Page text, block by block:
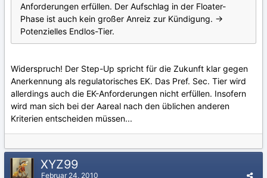
Anforderungen erfüllen. Der Aufschlag in der Floater-
Phase ist auch kein großer Anreiz zur Kündigung. ->
Potenzielles Endlos-Tier.
Widerspruch! Der Step-Up spricht für die Zukunft klar gegen
Anerkennung als regulatorisches EK. Das Pref. Sec. Tier wird
allerdings auch die EK-Anforderungen nicht erfüllen. Insofern
wird man sich bei der Aareal nach den üblichen anderen
Kriterien entscheiden müssen...
XYZ99
Februar 24, 2010